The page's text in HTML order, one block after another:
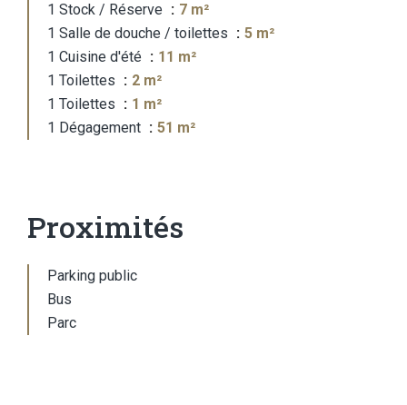
1 Stock / Réserve
7 m²
1 Salle de douche / toilettes
5 m²
1 Cuisine d'été
11 m²
1 Toilettes
2 m²
1 Toilettes
1 m²
1 Dégagement
51 m²
Proximités
Parking public
Bus
Parc